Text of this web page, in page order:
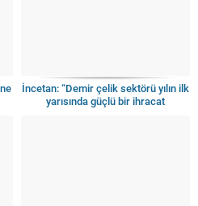
İncetan: “Demir çelik sektörü yılın ilk
yarısında güçlü bir ihracat